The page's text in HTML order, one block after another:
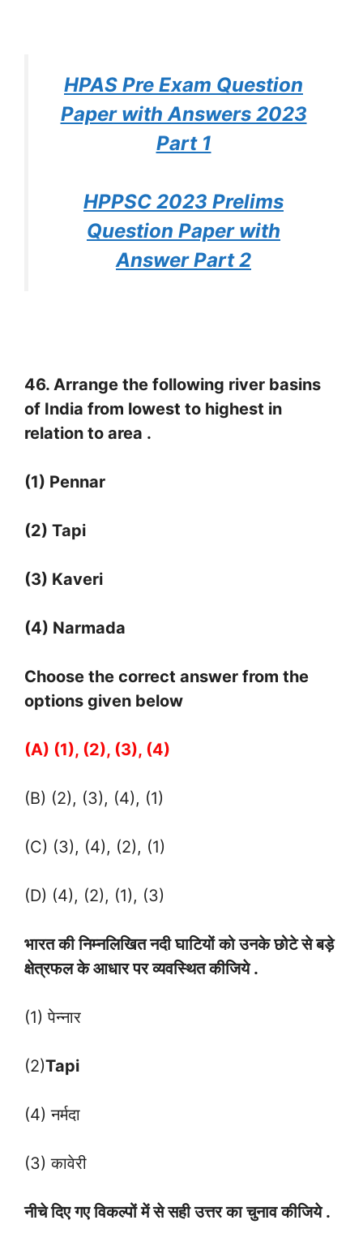
HPAS Pre Exam Question
Paper with Answers 2023
Part 1
HPPSC 2023 Prelims
Question Paper with
Answer Part 2
46. Arrange the following river basins
of India from lowest to highest in
relation to area .
(1) Pennar
(2) Tapi
(3) Kaveri
(4) Narmada
Choose the correct answer from the
options given below
(A) (1), (2), (3), (4)
(B) (2), (3), (4), (1)
(C) (3), (4), (2), (1)
(D) (4), (2), (1), (3)
भारत की निम्नलिखित नदी घाटियों को उनके छोटे से बड़े
क्षेत्रफल के आधार पर व्यवस्थित कीजिये .
(1) पेन्नार
(2)Tapi
(4) नर्मदा
(3) कावेरी
नीचे दिए गए विकल्पों में से सही उत्तर का चुनाव कीजिये .